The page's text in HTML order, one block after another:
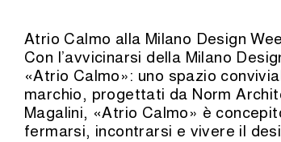
Atrio Calmo alla Milano Design
Con l’avvicinarsi della Milano
«Atrio Calmo»: uno spazio
marchio, progettati da Norm
Magalini, «Atrio Calmo» è
fermarsi, incontrarsi e vivere il